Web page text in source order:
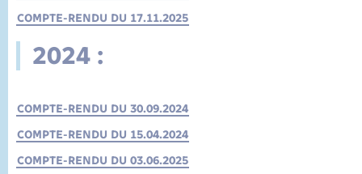
COMPTE-RENDU DU 17.11.2025
2024 :
COMPTE-RENDU DU 30.09.2024
COMPTE-RENDU DU 15.04.2024
COMPTE-RENDU DU 03.06.2025